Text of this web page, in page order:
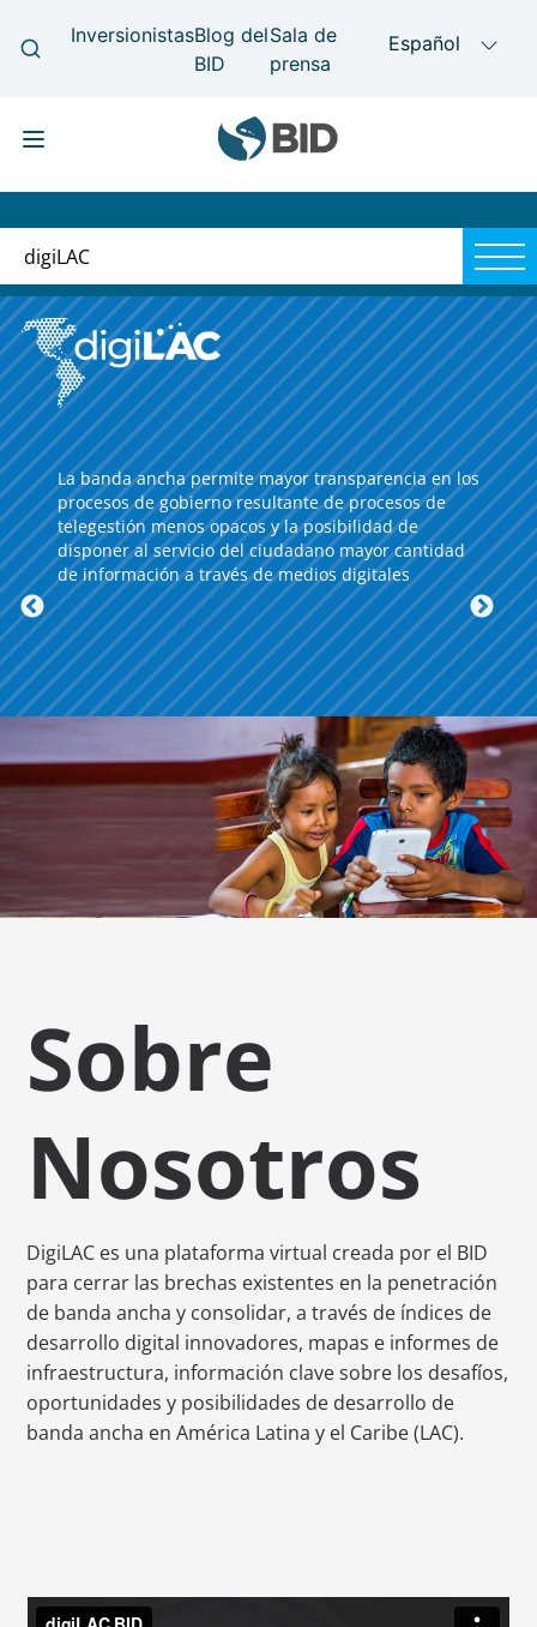
navigation
to
main
content
digiLAC
La banda ancha permite mayor transparencia en los
procesos de gobierno resultante de procesos de
telegestión menos opacos y la posibilidad de
disponer al servicio del ciudadano mayor cantidad
de información a través de medios digitales
Sobre
Nosotros
DigiLAC es una plataforma virtual creada por el BID
para cerrar las brechas existentes en la penetración
de banda ancha y consolidar, a través de índices de
desarrollo digital innovadores, mapas e informes de
infraestructura, información clave sobre los desafíos,
oportunidades y posibilidades de desarrollo de
banda ancha en América Latina y el Caribe (LAC).